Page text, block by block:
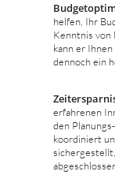
helfen, Ihr
Kenntnis von
kann er
dennoch ein
erfahrenen
den
koordiniert